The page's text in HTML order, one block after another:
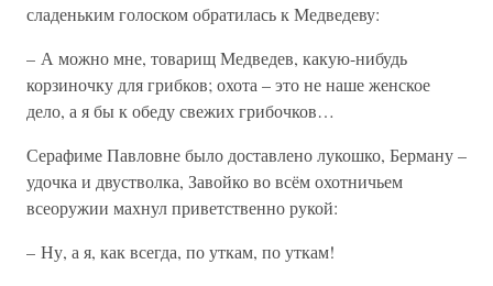
сладеньким голоском обратилась к Медведеву:
– А можно мне, товарищ Медведев, какую-нибудь
корзиночку для грибков; охота – это не наше женское
дело, а я бы к обеду свежих грибочков…
Серафиме Павловне было доставлено лукошко, Берману –
удочка и двустволка, Завойко во всём охотничьем
всеоружии махнул приветственно рукой:
– Ну, а я, как всегда, по уткам, по уткам!